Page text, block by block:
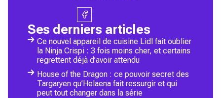
Ses derniers articles
Ce nouvel appareil de cuisine Lidl fait oublier
la Ninja Crispi : 3 fois moins cher, et certains
regrettent déjà d’avoir attendu
House of the Dragon : ce pouvoir secret des
Targaryen qu’Helaena fait ressurgir et qui
peut tout changer dans la série